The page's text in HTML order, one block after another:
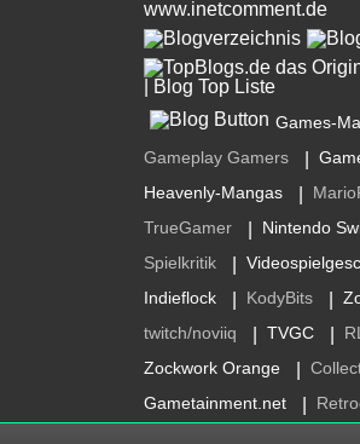
Games-
Gameplay Gamers
Heavenly-Mangas
TrueGamer Nintendo
Spielkritik
Indieflock KodyBits
twitch/noviiq TVGC
Zockwork Orange
Gametainment.net